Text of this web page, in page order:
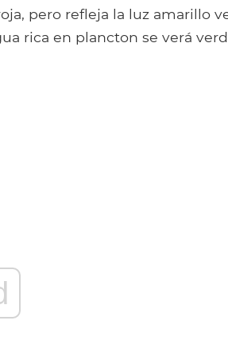
pero refleja la luz amarillo
rica en plancton se verá